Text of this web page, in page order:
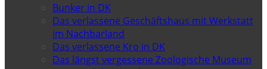
Bunker in DK
Das verlassene Geschäftshaus mit Werkstatt
im Nachbarland
Das verlassene Kro in DK
Das längst vergessene Zoologische Museum